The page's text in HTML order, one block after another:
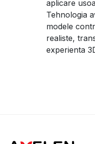
aplicare
Tehnologia
modele
realiste,
experienta